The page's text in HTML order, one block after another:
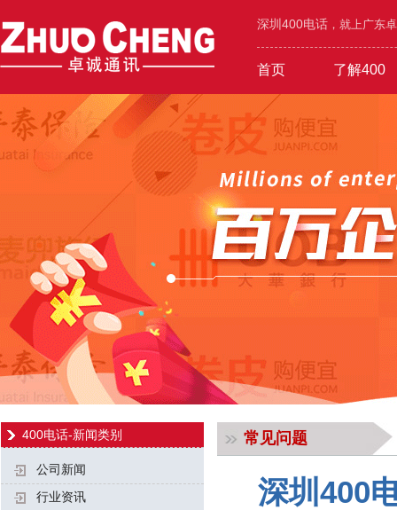
深圳400电话 ，就上广东
首页 了解400
400价值 400功能
600元年套餐
工业/环保/能源 机械/设备/五金
400电话-新闻类别
公司新闻
行业资讯
常见问题
深圳400